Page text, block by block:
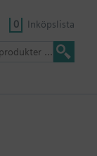
0 Inköpslista